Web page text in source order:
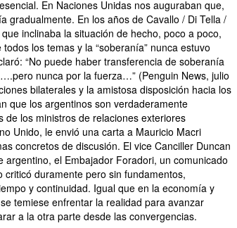
En Naciones Unidas nos auguraban que,
gradualmente. En los años de Cavallo / Di Tella /
inclinaba la situación de hecho, poco a poco,
los temas y la “soberanía” nunca estuvo
“No puede haber transferencia de soberanía
nunca por la fuerza…” (Penguin News, julio
bilaterales y la amistosa disposición hacia los
que los argentinos son verdaderamente
los ministros de relaciones exteriores
Unido, le envió una carta a Mauricio Macri
concretos de discusión. El vice Canciller Duncan
el Embajador Foradori, un comunicado
duramente pero sin fundamentos,
y continuidad. Igual que en la economía y
temiese enfrentar la realidad para avanzar
a la otra parte desde las convergencias.